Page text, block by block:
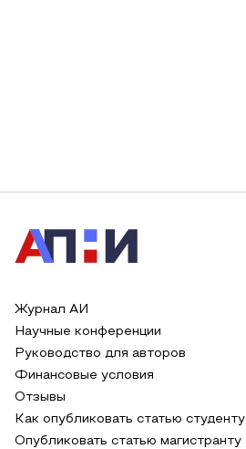
Журнал АИ
Научные конференции
Руководство для авторов
Финансовые условия
Отзывы
Как опубликовать статью студенту
Опубликовать статью магистранту